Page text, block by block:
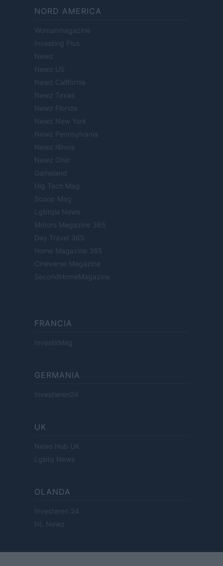
NORD AMERICA
Womanmagazine
Investing Plus
Newz
Newz US
Newz California
Newz Texas
Newz Florida
Newz New York
Newz Pennsylvania
Newz Illinois
Newz Ohio
Gameland
Hig Tech Mag
Scoop Mag
Lgbtqia News
Motors Magazine 365
Day Travel 365
Home Magazine 365
Cineverse Magazine
SecondHomeMagazine
FRANCIA
InvestirMag
GERMANIA
Investieren24
UK
News Hub UK
Lgbtq News
OLANDA
Investeren 24
NL Newz